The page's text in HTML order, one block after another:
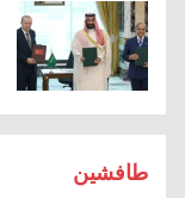
طافشين